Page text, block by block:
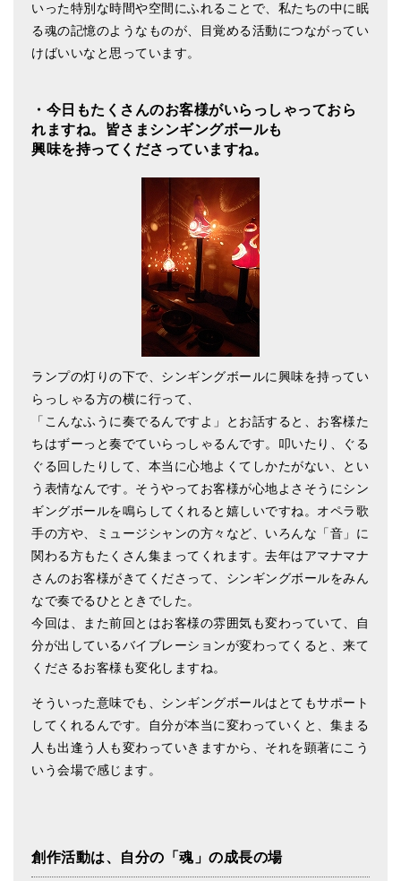
いった特別な時間や空間にふれることで、私たちの中に眠
る魂の記憶のようなものが、目覚める活動につながってい
けばいいなと思っています。
・今日もたくさんのお客様がいらっしゃっておら
れますね。皆さまシンギングボールも
興味を持ってくださっていますね。
ランプの灯りの下で、シンギングボールに興味を持ってい
らっしゃる方の横に行って、
「こんなふうに奏でるんですよ」とお話すると、お客様た
ちはずーっと奏でていらっしゃるんです。叩いたり、ぐる
ぐる回したりして、本当に心地よくてしかたがない、とい
う表情なんです。そうやってお客様が心地よさそうにシン
ギングボールを鳴らしてくれると嬉しいですね。オペラ歌
手の方や、ミュージシャンの方々など、いろんな「音」に
関わる方もたくさん集まってくれます。去年はアマナマナ
さんのお客様がきてくださって、シンギングボールをみん
なで奏でるひとときでした。
今回は、また前回とはお客様の雰囲気も変わっていて、自
分が出しているバイブレーションが変わってくると、来て
くださるお客様も変化しますね。
そういった意味でも、シンギングボールはとてもサポート
してくれるんです。自分が本当に変わっていくと、集まる
人も出逢う人も変わっていきますから、それを顕著にこう
いう会場で感じます。
創作活動は、自分の「魂」の成長の場